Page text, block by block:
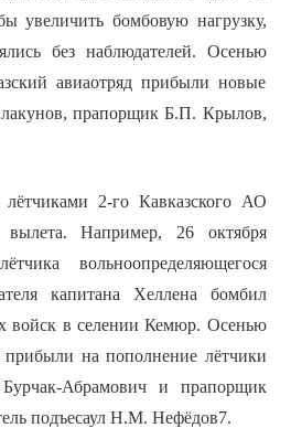
увеличить бомбовую нагрузку,
без наблюдателей. Осенью
авиаотряд прибыли новые
прапорщик Б.П. Крылов,
2-го Кавказского АО
Например, 26 октября
вольноопределяющегося
капитана Хеллена бомбил
войск в селении Кемюр. Осенью
на пополнение лётчики
Абрамович и прапорщик
подъесаул Н.М. Нефёдов7.